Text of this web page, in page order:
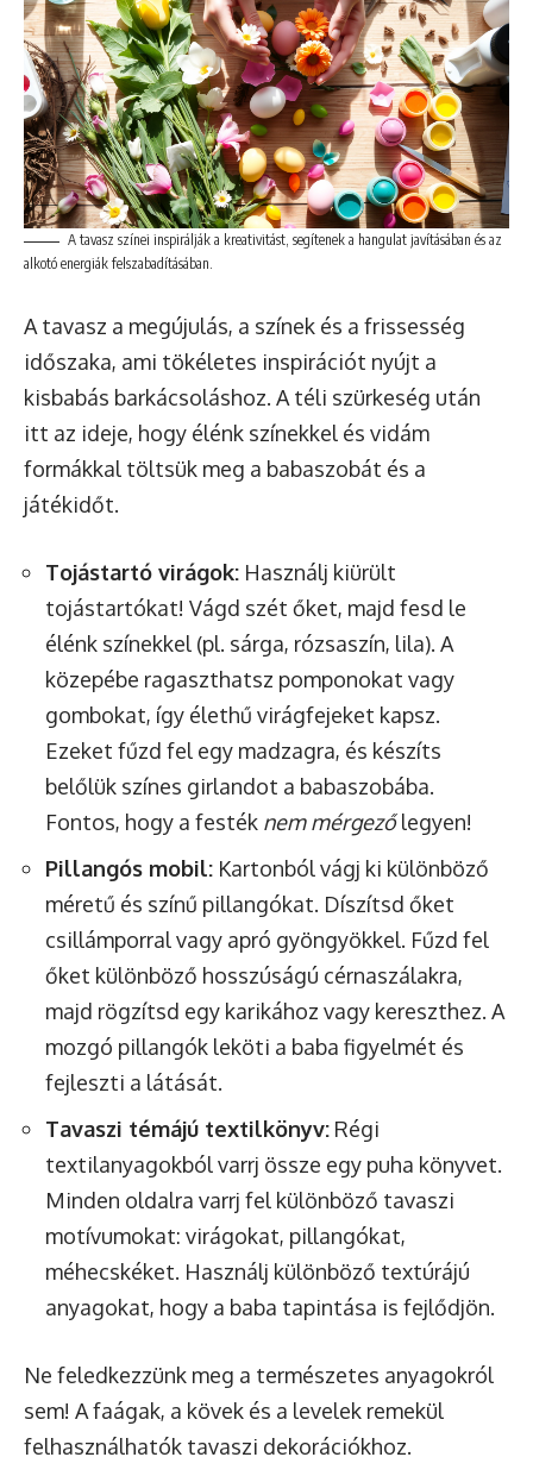
A tavasz színei inspirálják a kreativitást, segítenek a hangulat javításában és az
alkotó energiák felszabadításában.
A tavasz a megújulás, a színek és a frissesség
időszaka, ami tökéletes inspirációt nyújt a
kisbabás barkácsoláshoz. A téli szürkeség után
itt az ideje, hogy élénk színekkel és vidám
formákkal töltsük meg a babaszobát és a
játékidőt.
Tojástartó virágok: Használj kiürült
tojástartókat! Vágd szét őket, majd fesd le
élénk színekkel (pl. sárga, rózsaszín, lila). A
közepébe ragaszthatsz pomponokat vagy
gombokat, így élethű virágfejeket kapsz.
Ezeket fűzd fel egy madzagra, és készíts
belőlük színes girlandot a babaszobába.
Fontos, hogy a festék nem mérgezőlegyen!
Pillangós mobil: Kartonból vágj ki különböző
méretű és színű pillangókat. Díszítsd őket
csillámporral vagy apró gyöngyökkel. Fűzd fel
őket különböző hosszúságú cérnaszálakra,
majd rögzítsd egy karikához vagy kereszthez. A
mozgó pillangók leköti a baba figyelmét és
fejleszti a látását.
Tavaszi témájú textilkönyv: Régi
textilanyagokból varrj össze egy puha könyvet.
Minden oldalra varrj fel különböző tavaszi
motívumokat: virágokat, pillangókat,
méhecskéket. Használj különböző textúrájú
anyagokat, hogy a baba tapintása is fejlődjön.
Ne feledkezzünk meg a természetes anyagokról
sem! A faágak, a kövek és a levelek remekül
felhasználhatók tavaszi dekorációkhoz.